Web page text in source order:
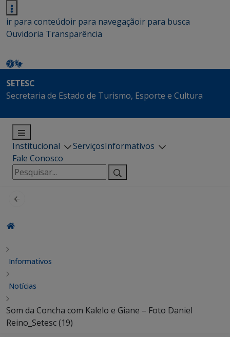
ir para conteúdoir para navegaçãoir para busca
Ouvidoria Transparência
SETESC
Secretaria de Estado de Turismo, Esporte e Cultura
Institucional ServiçosInformativos
Fale Conosco
Pesquisar
por:
Informativos
Notícias
Som da Concha com Kalelo e Giane – Foto Daniel
Reino_Setesc (19)